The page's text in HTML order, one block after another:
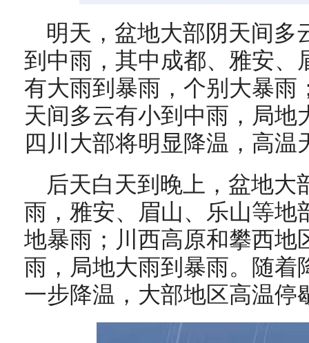
明天，盆地大部阴天间多
到中雨，其中成都、雅安、
有大雨到暴雨，个别大暴雨
天间多云有小到中雨，局地
四川大部将明显降温，高
后天白天到晚上，盆地大
雨，雅安、眉山、乐山等地
地暴雨；川西高原和攀西地
雨，局地大雨到暴雨。随着
一步降温，大部地区高温停